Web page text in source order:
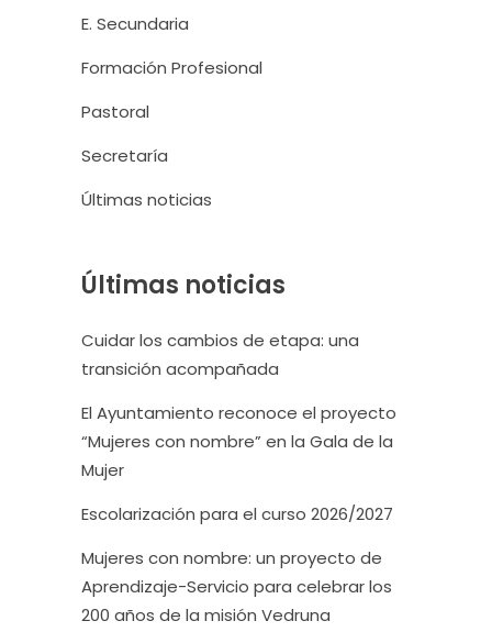
E. Secundaria
Formación Profesional
Pastoral
Secretaría
Últimas noticias
Últimas noticias
Cuidar los cambios de etapa: una
transición acompañada
El Ayuntamiento reconoce el proyecto
“Mujeres con nombre” en la Gala de la
Mujer
Escolarización para el curso 2026/2027
Mujeres con nombre: un proyecto de
Aprendizaje-Servicio para celebrar los
200 años de la misión Vedruna